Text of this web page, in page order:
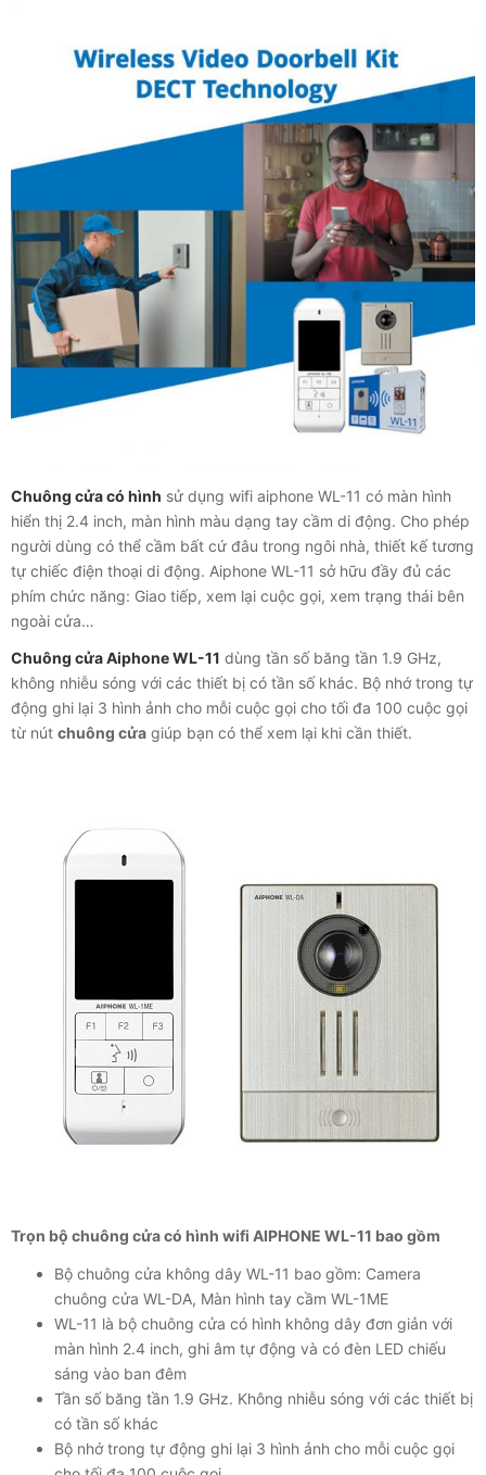
Chuông cửa có hình sử dụng wifi aiphone WL-11 có màn hình
hiển thị 2.4 inch, màn hình màu dạng tay cầm di động. Cho phép
người dùng có thể cầm bất cứ đâu trong ngôi nhà, thiết kế tương
tự chiếc điện thoại di động. Aiphone WL-11 sở hữu đầy đủ các
phím chức năng: Giao tiếp, xem lại cuộc gọi, xem trạng thái bên
ngoài cửa…
Chuông cửa Aiphone WL-11 dùng tần số băng tần 1.9 GHz,
không nhiễu sóng với các thiết bị có tần số khác. Bộ nhớ trong tự
động ghi lại 3 hình ảnh cho mỗi cuộc gọi cho tối đa 100 cuộc gọi
từ nút chuông cửa giúp bạn có thể xem lại khi cần thiết.
Trọn bộ chuông cửa có hình wifi AIPHONE WL-11 bao gồm
Bộ chuông cửa không dây WL-11 bao gồm: Camera
chuông cửa WL-DA, Màn hình tay cầm WL-1ME
WL-11 là bộ chuông cửa có hình không dây đơn giản với
màn hình 2.4 inch, ghi âm tự động và có đèn LED chiếu
sáng vào ban đêm
Tần số băng tần 1.9 GHz. Không nhiễu sóng với các thiết bị
có tần số khác
Bộ nhớ trong tự động ghi lại 3 hình ảnh cho mỗi cuộc gọi